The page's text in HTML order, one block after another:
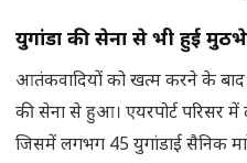
युगांडा की सेना से भी हुई
आतंकवादियों को खत्म करने के बाद
की सेना से हुआ। एयरपोर्ट परिसर में
जिसमें लगभग 45 युगांडाई सैनिक